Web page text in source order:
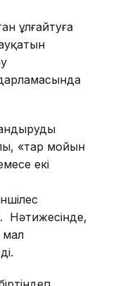
ұлғайтуға
«тар мойын
екі
Нәтижесінде,
мал